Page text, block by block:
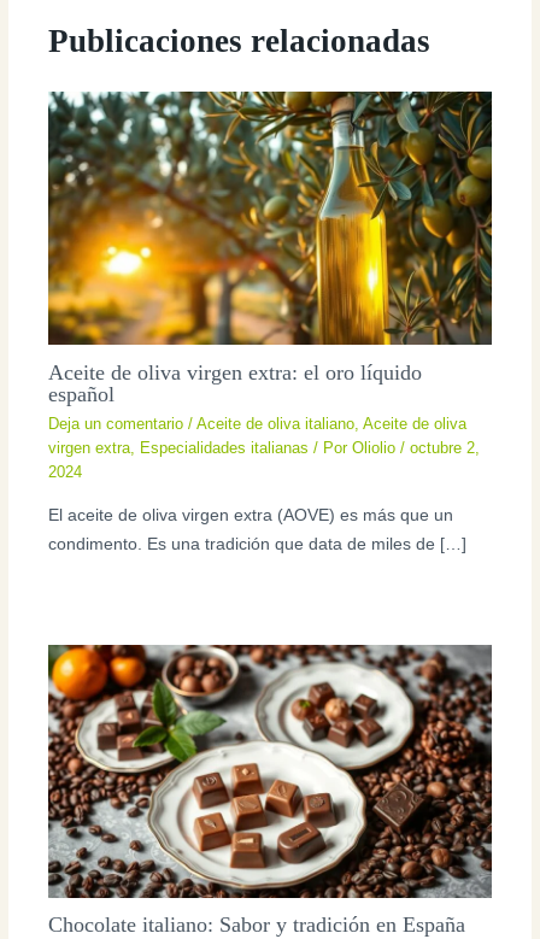
Publicaciones relacionadas
Aceite de oliva virgen extra: el oro líquido
español
Deja un comentario /Aceite de oliva italiano,Aceite de oliva
virgen extra, Especialidades italianas / PorOliolio/octubre 2,
2024
El aceite de oliva virgen extra (AOVE) es más que un
condimento. Es una tradición que data de miles de […]
Chocolate italiano: Sabor y tradición en España